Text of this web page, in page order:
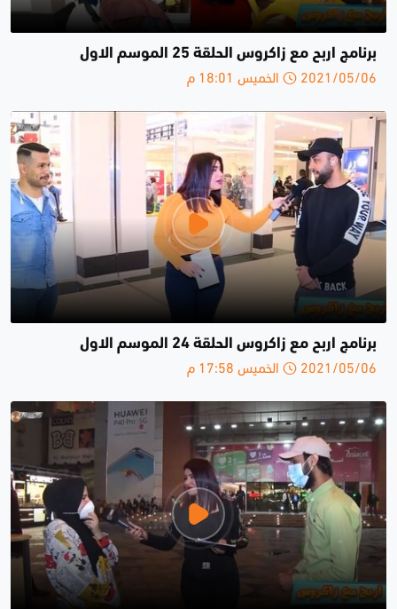
برنامج اربح مع زاكروس الحلقة 25 الموسم الاول
2021/05/06 الخميس 18:01 م
برنامج اربح مع زاكروس الحلقة 24 الموسم الاول
2021/05/06 الخميس 17:58 م